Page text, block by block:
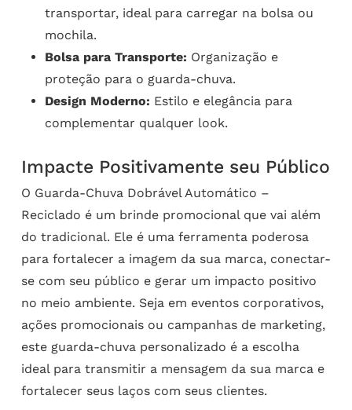
transportar, ideal para carregar na bolsa ou
mochila.
Bolsa para Transporte: Organização e
proteção para o guarda-chuva.
Design Moderno: Estilo e elegância para
complementar qualquer look.
Impacte Positivamente seu Público
O Guarda-Chuva Dobrável Automático –
Reciclado é um brinde promocional que vai além
do tradicional. Ele é uma ferramenta poderosa
para fortalecer a imagem da sua marca, conectar-
se com seu público e gerar um impacto positivo
no meio ambiente. Seja em eventos corporativos,
ações promocionais ou campanhas de marketing,
este guarda-chuva personalizado é a escolha
ideal para transmitir a mensagem da sua marca e
fortalecer seus laços com seus clientes.